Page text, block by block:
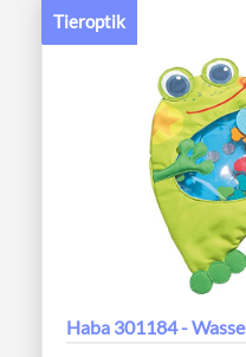
Tieroptik
Haba 301184 -